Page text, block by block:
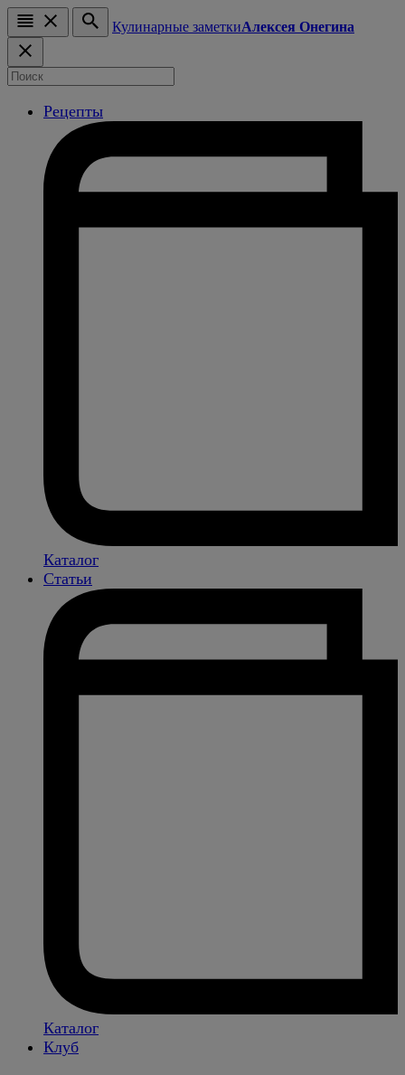
Кулинарные заметкиАлексея Онегина
Рецепты
Каталог
Статьи
Каталог
Клуб